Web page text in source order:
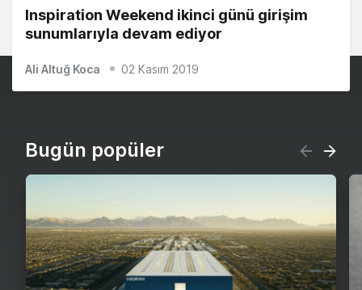
Inspiration Weekend ikinci günü girişim
sunumlarıyla devam ediyor
Ali Altuğ Koca 02 Kasım 2019
Bugün popüler